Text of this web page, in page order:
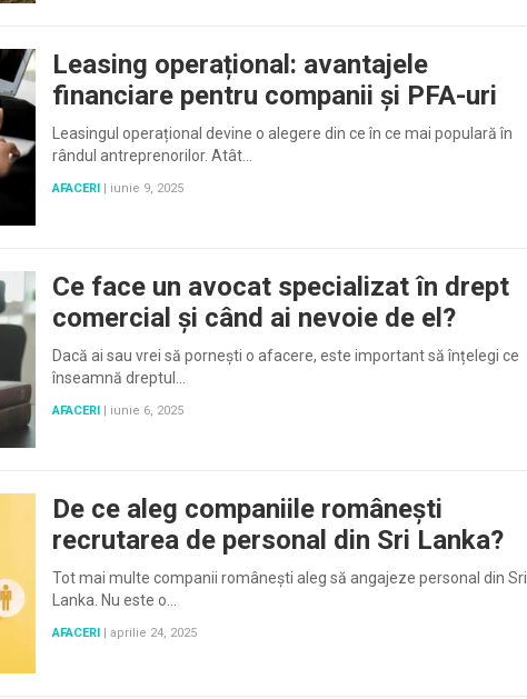
Leasing operațional: avantajele
financiare pentru companii și PFA-uri
Leasingul operațional devine o alegere din ce în ce mai populară în
rândul antreprenorilor. Atât…
AFACERI iunie 9, 2025
Ce face un avocat specializat în drept
comercial și când ai nevoie de el?
Dacă ai sau vrei să pornești o afacere, este important să înțelegi ce
înseamnă dreptul…
AFACERI iunie 6, 2025
De ce aleg companiile românești
recrutarea de personal din Sri Lanka?
Tot mai multe companii românești aleg să angajeze personal din Sri
Lanka. Nu este o…
AFACERI | aprilie 24, 2025